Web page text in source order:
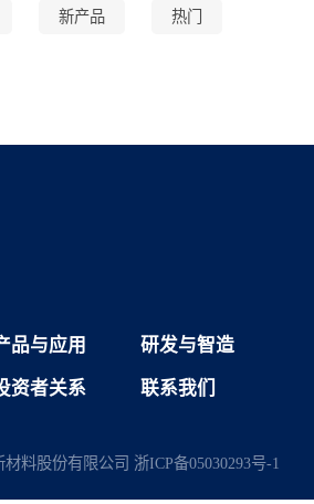
新产品 热门
品与应用 研发与智造
资者关系 联系我们
料股份有限公司 浙ICP备05030293号-1